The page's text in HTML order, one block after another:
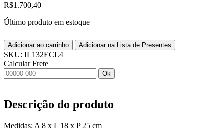
R$1.700,40
Último produto em estoque
Adicionar ao carrinho Adicionar na Lista de Presentes
SKU: IL132ECL4
Calcular Frete
Ok
Descrição do produto
Medidas: A 8 x L 18 x P 25 cm